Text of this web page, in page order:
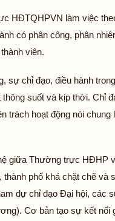
HĐTQHPVN làm việc
có phân công, phân
viên.
sự chỉ đạo, điều hành trong
suốt và kịp thời. Chỉ
trách hoạt động nói chung
giữa Thường trực HĐHP
thành phố khá chặt chẽ và
dự chỉ đạo Đại hội, các
Cơ bản tạo sự kết nối